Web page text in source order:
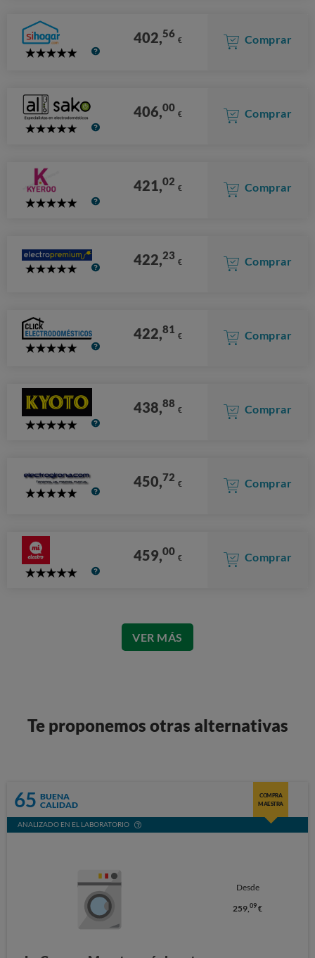
5
402,56 € Comprar
5
406,00 € Comprar
5
421,02 € Comprar
5
422,23 € Comprar
5
422,81 € Comprar
5
438,88 € Comprar
5
450,72 € Comprar
5
459,00 € Comprar
VER MÁS
Te proponemos otras alternativas
65 BUENA
CALIDAD
COMPRA
MAESTRA
ANALIZADO EN EL LABORATORIO
Desde
259,09 €